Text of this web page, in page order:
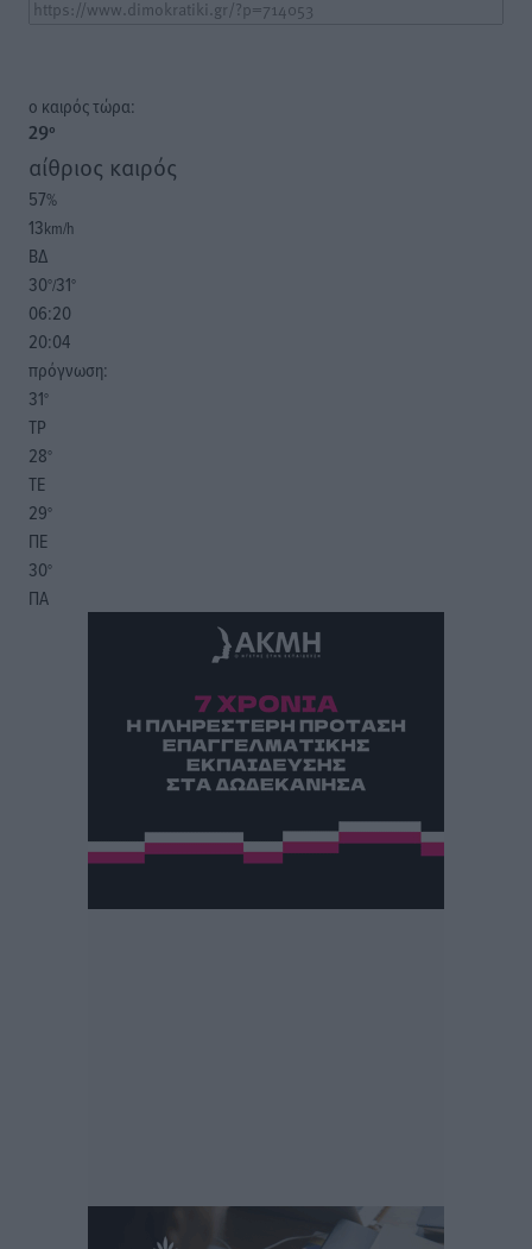
o καιρός τώρα:
29°
αίθριος καιρός
57%
13km/h
ΒΔ
30°/31°
06:20
20:04
πρόγνωση:
31°
ΤΡ
28°
ΤΕ
29°
ΠΕ
30°
ΠΑ